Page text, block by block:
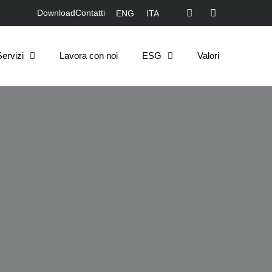
DownloadContatti ENG ITA
Lavora con noi ESG Valori